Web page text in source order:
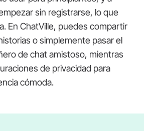
sin registrarse, lo que
En ChatVille, puedes compartir
o simplemente pasar el
de chat amistoso, mientras
de privacidad para
cómoda.